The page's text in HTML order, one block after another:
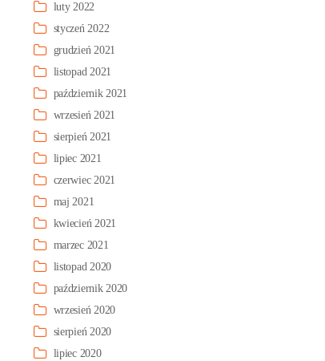
luty 2022
styczeń 2022
grudzień 2021
listopad 2021
październik 2021
wrzesień 2021
sierpień 2021
lipiec 2021
czerwiec 2021
maj 2021
kwiecień 2021
marzec 2021
listopad 2020
październik 2020
wrzesień 2020
sierpień 2020
lipiec 2020